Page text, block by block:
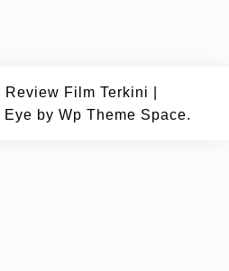
Review Film Terkini
Eye by Wp Theme Space.